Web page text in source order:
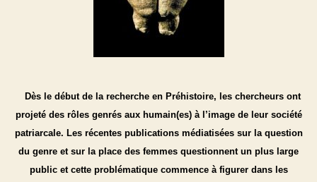
Dès le début de la recherche en Préhistoire, les chercheurs ont
projeté des rôles genrés aux humain(es)à l’image de leur société
patriarcale. Les récentes publications médiatisées sur la question
du genre et sur la place des femmes questionnent un plus large
public et cette problématique commence à figurer dans les